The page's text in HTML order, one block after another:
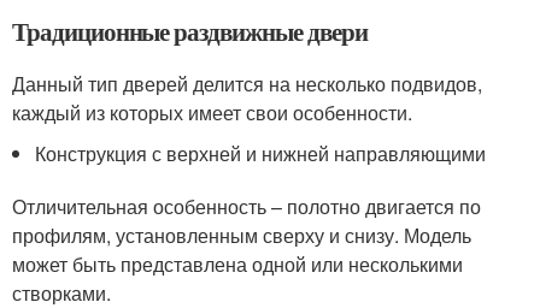
Традиционные раздвижные двери
Данный тип дверей делится на несколько подвидов,
каждый из которых имеет свои особенности.
Конструкция с верхней и нижней направляющими
Отличительная особенность – полотно двигается по
профилям, установленным сверху и снизу. Модель
может быть представлена одной или несколькими
створками.